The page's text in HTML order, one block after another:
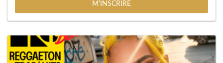
M'INSCRIRE